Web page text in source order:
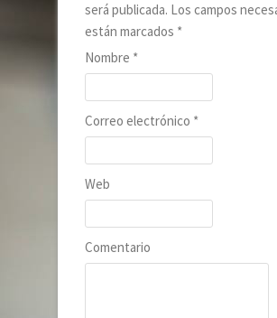
será publicada. Los campos
están marcados *
Nombre *
Correo electrónico *
Web
Comentario